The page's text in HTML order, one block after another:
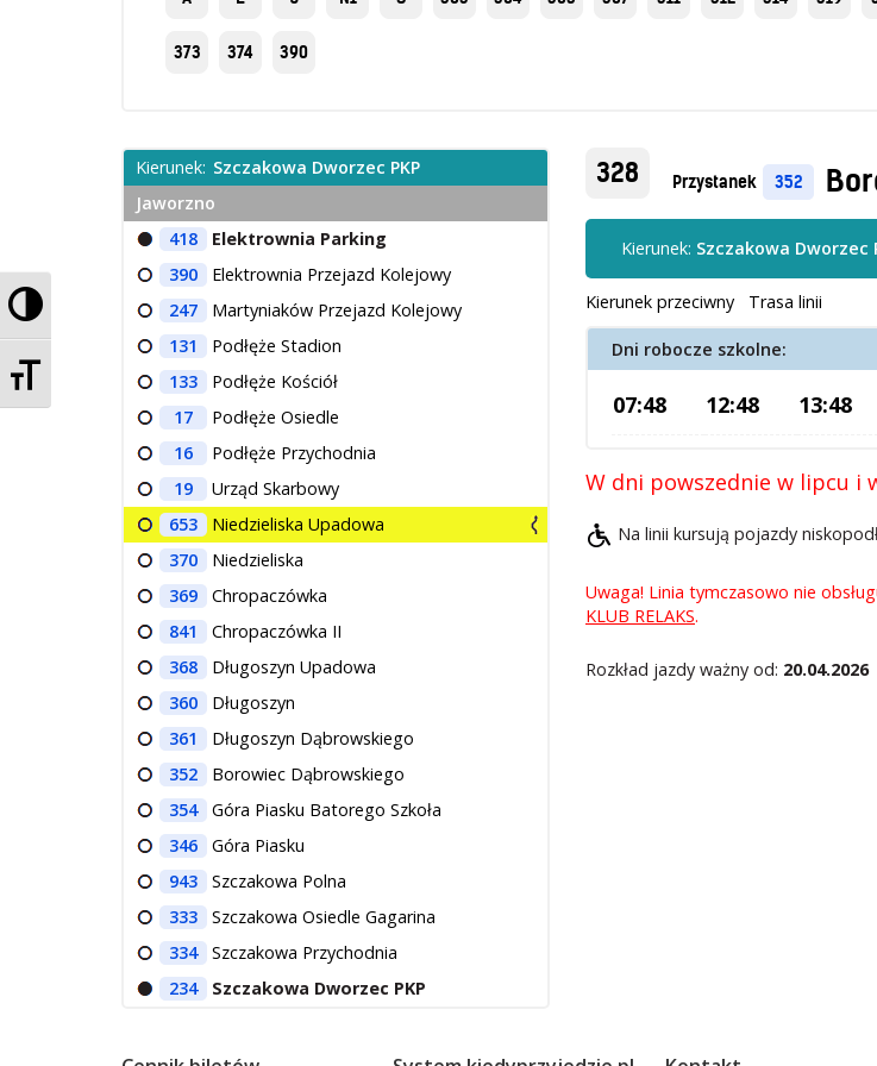
Przełącz wysoki kontrast
Zmień rozmiar czcionek
373 374 390
328 Przystanek 352
Kierunek: Szczakowa Dworzec
Kierunek przeciwny Trasa linii
Dni robocze szkolne:
07:48 12:48 13:48
W dni powszednie w lipcu i
Na linii kursują pojazdy
Uwaga! Linia tymczasowo nie
KLUB RELAKS.
Rozkład jazdy ważny od: 20.04.2026
Kierunek: Szczakowa Dworzec PKP
Jaworzno
418
Elektrownia Parking
390
Elektrownia Przejazd Kolejowy
247
Martyniaków Przejazd Kolejowy
131
Podłęże Stadion
133
Podłęże Kościół
17
Podłęże Osiedle
16
Podłęże Przychodnia
19
Urząd Skarbowy
653
Niedzieliska Upadowa
370
Niedzieliska
369
Chropaczówka
841
Chropaczówka II
368
Długoszyn Upadowa
360
Długoszyn
361
Długoszyn Dąbrowskiego
352
Borowiec Dąbrowskiego
354
Góra Piasku Batorego Szkoła
346
Góra Piasku
943
Szczakowa Polna
333
Szczakowa Osiedle Gagarina
334
Szczakowa Przychodnia
234
Szczakowa Dworzec PKP